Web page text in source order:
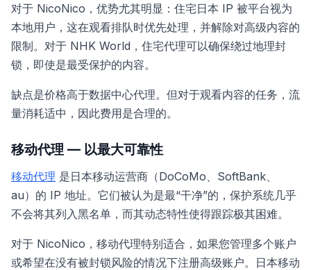
对于 NicoNico，优势尤其明显：住宅日本 IP 被平台视为
本地用户，这在观看排队时优先处理，并解除对高级内容的
限制。对于 NHK World，住宅代理可以确保绕过地理封
锁，即使是最受保护的内容。
缺点是价格高于数据中心代理。但对于观看内容的任务，流
量消耗适中，因此费用是合理的。
移动代理 — 以最大可靠性
移动代理 是日本移动运营商（DoCoMo、SoftBank、
au）的 IP 地址。它们被认为是最“干净”的，保护系统几乎
不会将其列入黑名单，而其动态特性使得跟踪极其困难。
对于 NicoNico，移动代理特别适合，如果您管理多个账户
或希望在没有被封锁风险的情况下注册高级账户。日本移动